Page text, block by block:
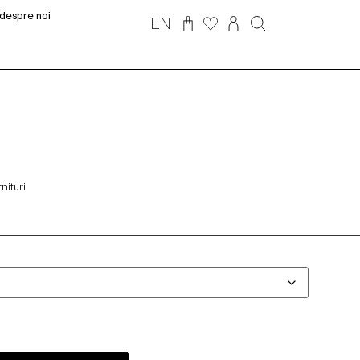
despre noi
EN